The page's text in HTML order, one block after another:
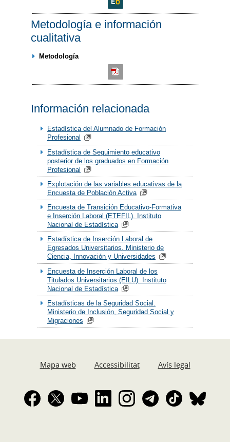
Metodología e información
cualitativa
Metodología
Información relacionada
Estadística del Alumnado de Formación
Profesional
Estadística de Seguimiento educativo
posterior de los graduados en Formación
Profesional
Explotación de las variables educativas de la
Encuesta de Población Activa
Encuesta de Transición Educativo-Formativa
e Inserción Laboral (ETEFIL). Instituto
Nacional de Estadística
Estadística de Inserción Laboral de
Egresados Universitarios. Ministerio de
Ciencia, Innovación y Universidades
Encuesta de Inserción Laboral de los
Titulados Universitarios (EILU). Instituto
Nacional de Estadística
Estadísticas de la Seguridad Social.
Ministerio de Inclusión, Seguridad Social y
Migraciones
Mapa web Accessibilitat Avís legal